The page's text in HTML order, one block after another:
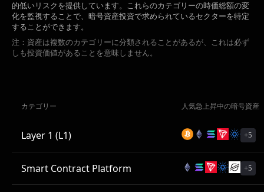
的低いリスクを提供しています。これらのカテゴリーの時価総額の変
化を監視することで、暗号資産投資で求められているセクターを特定
することができます。
注：資産は複数のカテゴリーに分類されることがあるが、これは必ず
しも投資価値があることを意味しません。
カテゴリー 人気急上昇中の暗号資産
Layer 1 (L1) +5
Smart Contract Platform +5